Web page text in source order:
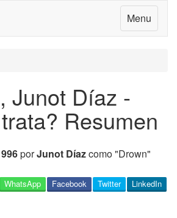
Menu
Junot Díaz -
Resumen
porJunot Díazcomo "Drown"
LinkedIn
Twitter
Facebook
WhatsApp